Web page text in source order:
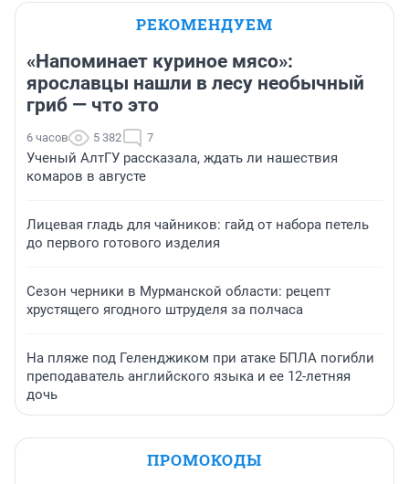
РЕКОМЕНДУЕМ
«Напоминает куриное мясо»:
ярославцы нашли в лесу необычный
гриб — что это
6 часов 5 382 7
Ученый АлтГУ рассказала, ждать ли нашествия
комаров в августе
Лицевая гладь для чайников: гайд от набора петель
до первого готового изделия
Сезон черники в Мурманской области: рецепт
хрустящего ягодного штруделя за полчаса
На пляже под Геленджиком при атаке БПЛА погибли
преподаватель английского языка и ее 12-летняя
дочь
ПРОМОКОДЫ